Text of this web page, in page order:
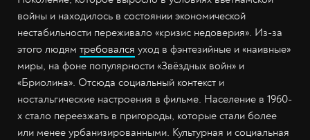
войны и находилось в состоянии экономической
нестабильности переживало «кризис недоверия». Из-за
этого людям требовался уход в фэнтезийные и «наивные»
миры, на фоне популярности «Звёздных войн» и
«Бриолина». Отсюда социальный контекст и
ностальгические настроения в фильме. Население в 1960-
х стало переезжать в пригороды, которые стали более
или менее урбанизированными. Культурная и социальная